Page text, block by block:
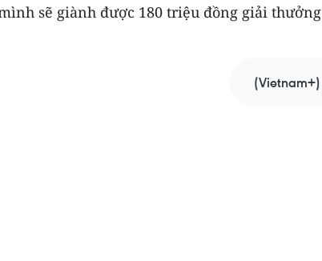
sẽ giành được 180 triệu đồng giải thưởng
(Vietnam+)